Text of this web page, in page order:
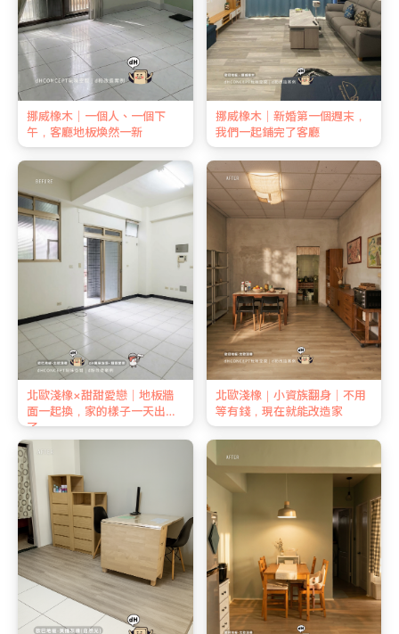
挪威橡木｜一個人、一個下
午，客廳地板煥然一新
挪威橡木｜新婚第一個週末，
我們一起鋪完了客廳
北歐淺橡×甜甜愛戀｜地板牆
面一起換，家的樣子一天出來
了
北歐淺橡｜小資族翻身｜不用
等有錢，現在就能改造家